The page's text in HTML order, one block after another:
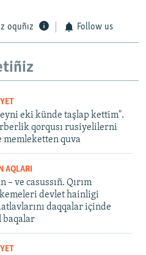
oquñız Follow us
eki künde taşlap kettim".
qorqusı rusiyelilerni
memleketten quva
AQLARI
– ve casussıñ. Qırım
devlet hainligi
daqqalar içinde
baqalar